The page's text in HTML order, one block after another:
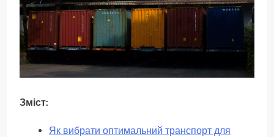
Зміст:
Як вибрати оптимальний транспорт для